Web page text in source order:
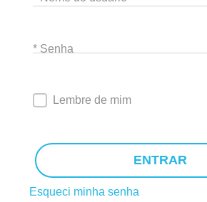
* Senha
Lembre de mim
ENTRAR
Esqueci minha senha